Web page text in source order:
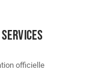
officielle